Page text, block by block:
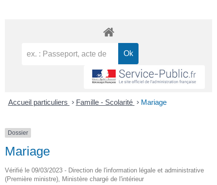
Accueil particuliers > Famille - Scolarité > Mariage
Dossier
Mariage
Vérifié le 09/03/2023 - Direction de l'information légale et administrative
(Première ministre), Ministère chargé de l'intérieur